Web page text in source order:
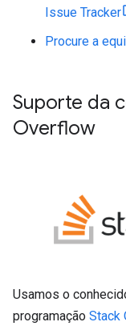
Issue Tracker
Procure a
Suporte da
Overflow
Usamos o
programação Stack